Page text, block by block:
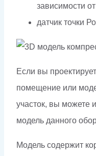
зависимости
датчик точки
Если вы
помещение или
участок, вы можете
модель данного
Модель содержит